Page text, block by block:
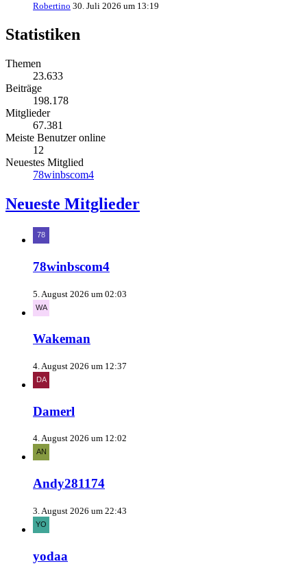
Robertino 30. Juli 2026 um 13:19
Statistiken
Themen
23.633
Beiträge
198.178
Mitglieder
67.381
Meiste Benutzer online
12
Neuestes Mitglied
78winbscom4
Neueste Mitglieder
78winbscom4
5. August 2026 um 02:03
Wakeman
4. August 2026 um 12:37
Damerl
4. August 2026 um 12:02
Andy281174
3. August 2026 um 22:43
yodaa